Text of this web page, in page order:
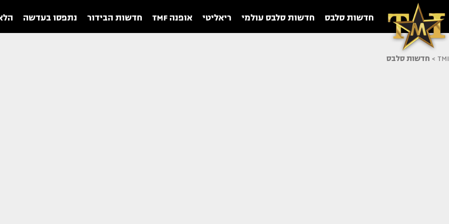
חדשות סלבס חדשות סלבס עולמי ריאליטי אופנה TMF חדשות הבידור נתפסו בעדשה
TMI
> חדשות סלבס